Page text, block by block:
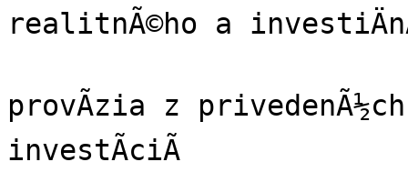
realitnÃ©ho a
provÃ­zia z
investÃ­ciÃ­